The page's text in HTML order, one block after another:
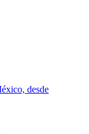
desde